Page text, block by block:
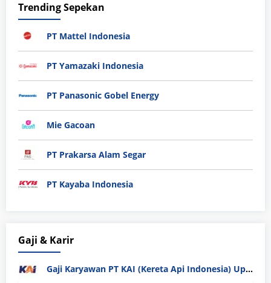
Trending Sepekan
PT Mattel Indonesia
PT Yamazaki Indonesia
PT Panasonic Gobel Energy
Mie Gacoan
PT Prakarsa Alam Segar
PT Kayaba Indonesia
Gaji & Karir
Gaji Karyawan PT KAI (Kereta Api Indonesia) Update 2025